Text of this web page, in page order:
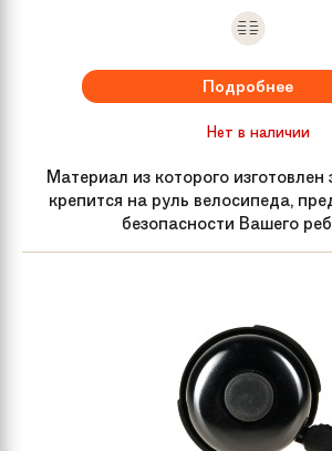
Задняя втулка STEEL
Спицы Steel
C универсальным
обеспечивающим
Детское
Пластиковые
Подробнее
Нет в наличии
Материал из которого изготовлен
крепится на руль велосипеда,
безопасности Вашего